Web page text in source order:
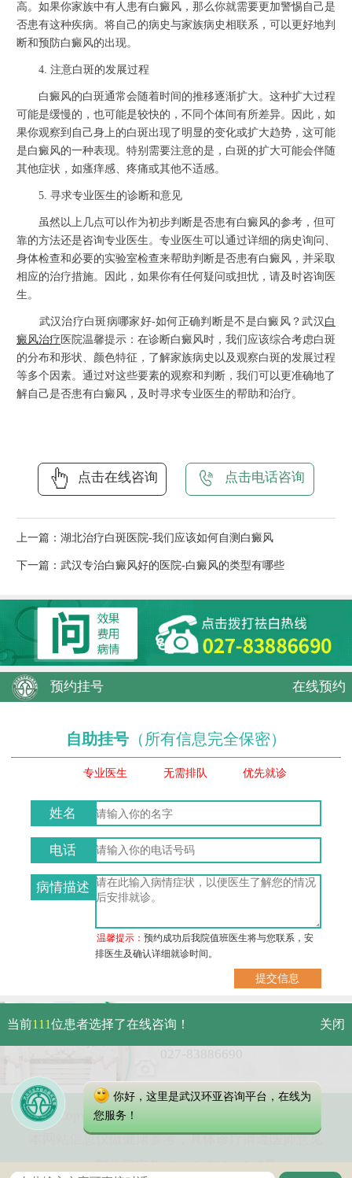
高。如果你家族中有人患有白癜风，那么你就需要更加警惕自己是
否患有这种疾病。将自己的病史与家族病史相联系，可以更好地判
断和预防白癜风的出现。
4. 注意白斑的发展过程
白癜风的白斑通常会随着时间的推移逐渐扩大。这种扩大过程
可能是缓慢的，也可能是较快的，不同个体间有所差异。因此，如
果你观察到自己身上的白斑出现了明显的变化或扩大趋势，这可能
是白癜风的一种表现。特别需要注意的是，白斑的扩大可能会伴随
其他症状，如瘙痒感、疼痛或其他不适感。
5. 寻求专业医生的诊断和意见
虽然以上几点可以作为初步判断是否患有白癜风的参考，但可
靠的方法还是咨询专业医生。专业医生可以通过详细的病史询问、
身体检查和必要的实验室检查来帮助判断是否患有白癜风，并采取
相应的治疗措施。因此，如果你有任何疑问或担忧，请及时咨询医
生。
武汉治疗白斑病哪家好-如何正确判断是不是白癜风？武汉 白
癜风治疗 医院温馨提示：在诊断白癜风时，我们应该综合考虑白斑
的分布和形状、颜色特征，了解家族病史以及观察白斑的发展过程
等多个因素。通过对这些要素的观察和判断，我们可以更准确地了
解自己是否患有白癜风，及时寻求专业医生的帮助和治疗。
点击在线咨询 点击电话咨询
上一篇： 湖北治疗白斑医院-我们应该如何自测白癜风
下一篇： 武汉专治白癜风好的医院-白癜风的类型有哪些
预约挂号 在线预约
自助挂号 （所有信息完全保密）
专业医生 无需排队 优先就诊
姓名
电话
病情描述
温馨提示：预约成功后我院值班医生将与您联系，安
排医生及确认详细就诊时间。
武汉市硚口区解放大道479号
免费电话：
Copyright 2023 武汉环亚中医白癜风医院
本网站信息仅做健康参考，具体诊疗请遵医师意见
当前111位患者选择了在线咨询！ 关闭
你好，这里是武汉环亚咨询平台，在线为
您服务！